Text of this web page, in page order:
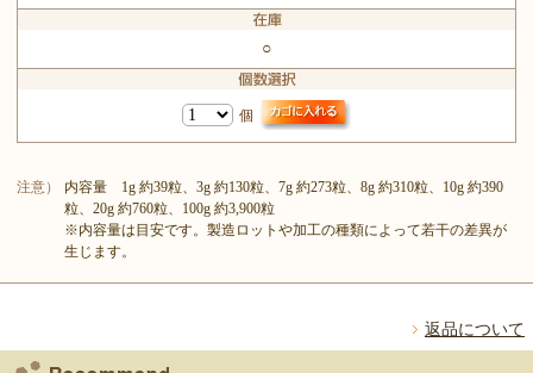
○
個
注意）
内容量 1g 約39粒、3g 約130粒、7g 約273粒、8g 約310粒、10g 約390
粒、20g 約760粒、100g 約3,900粒
※内容量は目安です。製造ロットや加工の種類によって若干の差異が
生じます。
返品について